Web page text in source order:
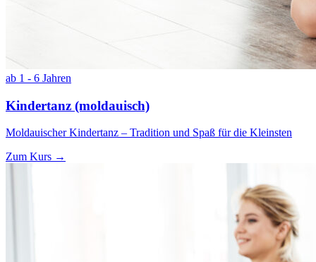
ab 1 - 6 Jahren
Kindertanz (moldauisch)
Moldauischer Kindertanz – Tradition und Spaß für die Kleinsten
Zum Kurs →